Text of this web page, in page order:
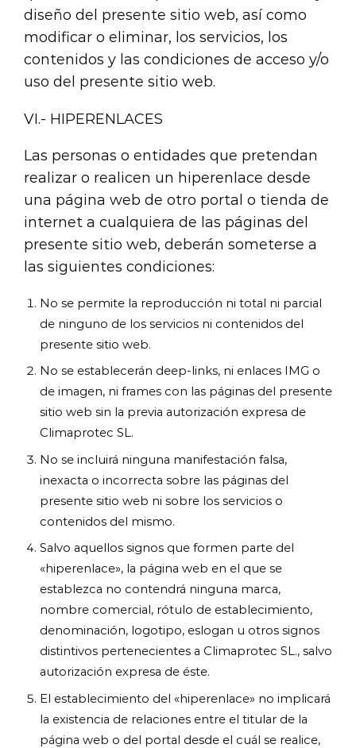
diseño del presente sitio web, así como
modificar o eliminar, los servicios, los
contenidos y las condiciones de acceso y/o
uso del presente sitio web.
VI.- HIPERENLACES
Las personas o entidades que pretendan
realizar o realicen un hiperenlace desde
una página web de otro portal o tienda de
internet a cualquiera de las páginas del
presente sitio web, deberán someterse a
las siguientes condiciones:
No se permite la reproducción ni total ni parcial
de ninguno de los servicios ni contenidos del
presente sitio web.
No se establecerán deep-links, ni enlaces IMG o
de imagen, ni frames con las páginas del presente
sitio web sin la previa autorización expresa de
Climaprotec SL.
No se incluirá ninguna manifestación falsa,
inexacta o incorrecta sobre las páginas del
presente sitio web ni sobre los servicios o
contenidos del mismo.
Salvo aquellos signos que formen parte del
«hiperenlace», la página web en el que se
establezca no contendrá ninguna marca,
nombre comercial, rótulo de establecimiento,
denominación, logotipo, eslogan u otros signos
distintivos pertenecientes a Climaprotec SL., salvo
autorización expresa de éste.
El establecimiento del «hiperenlace» no implicará
la existencia de relaciones entre el titular de la
página web o del portal desde el cuál se realice,